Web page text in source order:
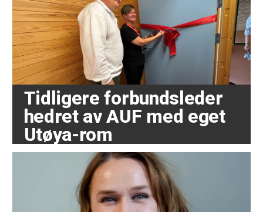
Tidligere forbundsleder
hedret av AUF med eget
Utøya-rom